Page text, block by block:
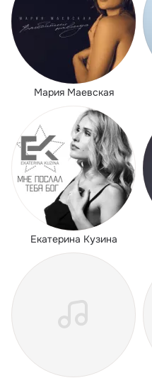
Мария Маевская
Екатерина Кузина